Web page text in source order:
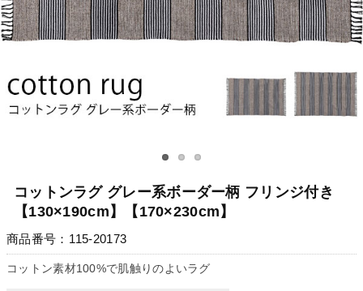
コットンラグ グレー系ボーダー柄 フリンジ付き
【130×190cm】【170×230cm】
商品番号：115-20173
コットン素材100%で肌触りのよいラグ